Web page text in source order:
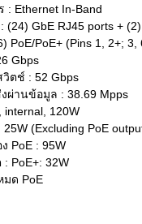
: Ethernet In-Band
(24) GbE RJ45 ports +
PoE/PoE+ (Pins 1, 2+; 3,
Gbps
ตช์ : 52 Gbps
ผ่านข้อมูล : 38.69 Mpps
internal, 120W
(Excluding PoE
PoE : 95W
PoE+: 32W
ด PoE